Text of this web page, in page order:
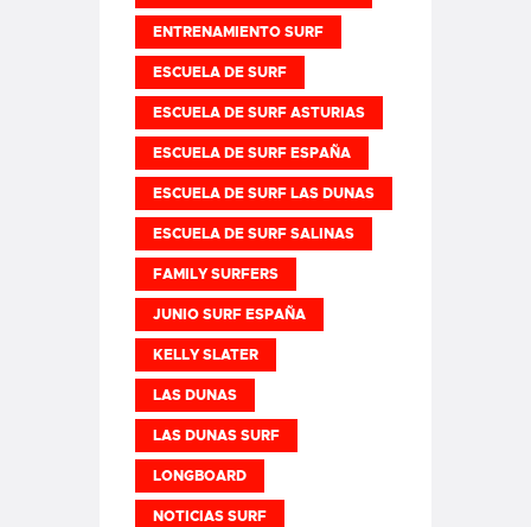
ENTRENAMIENTO SURF
ESCUELA DE SURF
ESCUELA DE SURF ASTURIAS
ESCUELA DE SURF ESPAÑA
ESCUELA DE SURF LAS DUNAS
ESCUELA DE SURF SALINAS
FAMILY SURFERS
JUNIO SURF ESPAÑA
KELLY SLATER
LAS DUNAS
LAS DUNAS SURF
LONGBOARD
NOTICIAS SURF